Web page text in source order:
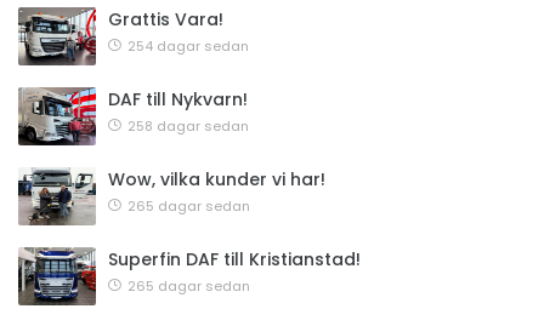
Grattis Vara!
254 dagar sedan
DAF till Nykvarn!
258 dagar sedan
Wow, vilka kunder vi har!
265 dagar sedan
Superfin DAF till Kristianstad!
265 dagar sedan